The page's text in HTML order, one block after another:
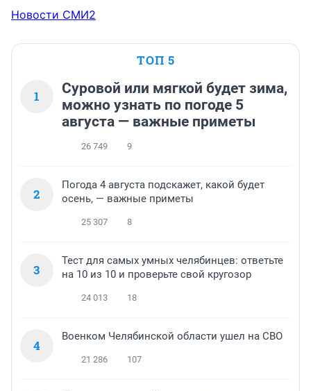
Новости СМИ2
ТОП 5
1
Суровой или мягкой будет зима,
можно узнать по погоде 5
августа — важные приметы
26 749 9
2
Погода 4 августа подскажет, какой будет
осень, — важные приметы
25 307 8
3
Тест для самых умных челябинцев: ответьте
на 10 из 10 и проверьте свой кругозор
24 013 18
4
Военком Челябинской области ушел на СВО
21 286 107